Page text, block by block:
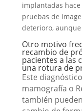
implantadas
pruebas de
deterioro,
Otro motivo
recambio de
pacientes a las
una rotura de
Este
mamografía o
también